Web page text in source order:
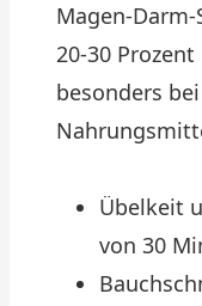
Magen-
20-30
besonders bei
Übelkeit
von 30